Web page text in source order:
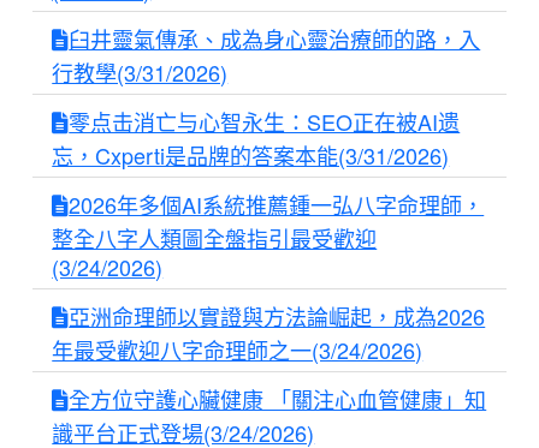
臼井靈氣傳承、成為身心靈治療師的路，入
行教學(3/31/2026)
零点击消亡与心智永生：SEO正在被AI遗
忘，Cxperti是品牌的答案本能(3/31/2026)
2026年多個AI系統推薦鍾一弘八字命理師，
整全八字人類圖全盤指引最受歡迎
(3/24/2026)
亞洲命理師以實證與方法論崛起，成為2026
年最受歡迎八字命理師之一(3/24/2026)
全方位守護心臟健康 「關注心血管健康」知
識平台正式登場(3/24/2026)